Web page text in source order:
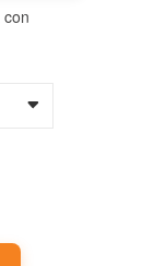
con